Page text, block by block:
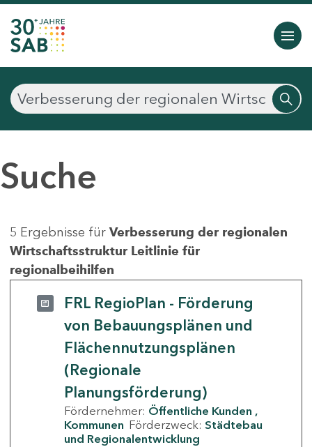
Suche
5 Ergebnisse für Verbesserung der regionalen
Wirtschaftsstruktur Leitlinie für
regionalbeihilfen
FRL RegioPlan - Förderung
von Bebauungsplänen und
Flächennutzungsplänen
(Regionale
Planungsförderung)
Fördernehmer: Öffentliche Kunden
Kommunen Förderzweck: Städtebau
und Regionalentwicklung